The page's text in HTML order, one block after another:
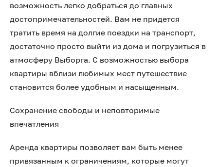
возможность легко добраться до главных
достопримечательностей. Вам не придется
тратить время на долгие поездки на транспорт,
достаточно просто выйти из дома и погрузиться в
атмосферу Выборга. С возможностью выбора
квартиры вблизи любимых мест путешествие
становится более удобным и насыщенным.
Сохранение свободы и неповторимые
впечатления
Аренда квартиры позволяет вам быть менее
привязанным к ограничениям, которые могут